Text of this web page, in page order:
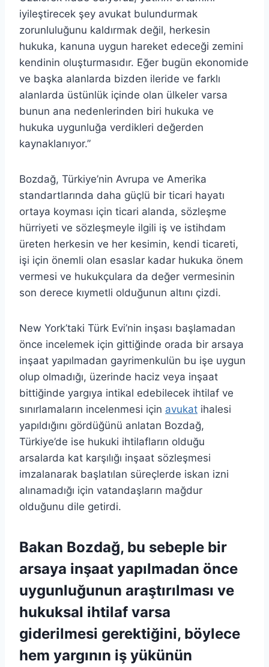
iyileştirecek şey avukat bulundurmak
zorunluluğunu kaldırmak değil, herkesin
hukuka, kanuna uygun hareket edeceği zemini
kendinin oluşturmasıdır. Eğer bugün ekonomide
ve başka alanlarda bizden ileride ve farklı
alanlarda üstünlük içinde olan ülkeler varsa
bunun ana nedenlerinden biri hukuka ve
hukuka uygunluğa verdikleri değerden
kaynaklanıyor.”
Bozdağ, Türkiye’nin Avrupa ve Amerika
standartlarında daha güçlü bir ticari hayatı
ortaya koyması için ticari alanda, sözleşme
hürriyeti ve sözleşmeyle ilgili iş ve istihdam
üreten herkesin ve her kesimin, kendi ticareti,
işi için önemli olan esaslar kadar hukuka önem
vermesi ve hukukçulara da değer vermesinin
son derece kıymetli olduğunun altını çizdi.
New York’taki Türk Evi’nin inşası başlamadan
önce incelemek için gittiğinde orada bir arsaya
inşaat yapılmadan gayrimenkulün bu işe uygun
olup olmadığı, üzerinde haciz veya inşaat
bittiğinde yargıya intikal edebilecek ihtilaf ve
sınırlamaların incelenmesi için avukat ihalesi
yapıldığını gördüğünü anlatan Bozdağ,
Türkiye’de ise hukuki ihtilafların olduğu
arsalarda kat karşılığı inşaat sözleşmesi
imzalanarak başlatılan süreçlerde iskan izni
alınamadığı için vatandaşların mağdur
olduğunu dile getirdi.
Bakan Bozdağ, bu sebeple bir
arsaya inşaat yapılmadan önce
uygunluğunun araştırılması ve
hukuksal ihtilaf varsa
giderilmesi gerektiğini, böylece
hem yargının iş yükünün